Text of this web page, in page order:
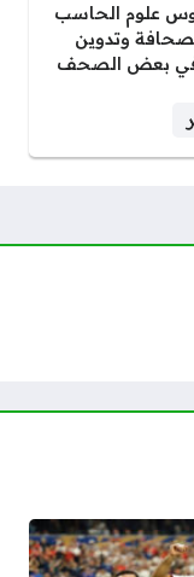
علوم الحاسب
وتدوين
بجانب عملي في بعض الصحف